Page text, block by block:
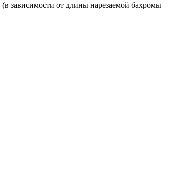
зависимости от длины нарезаемой бахромы